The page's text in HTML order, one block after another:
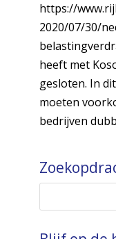
https://
2020/07/30/
heeft met
gesloten. In
moeten
bedrijven